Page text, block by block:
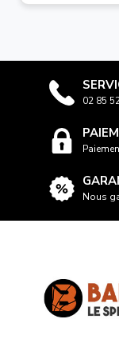
02 85
Nous